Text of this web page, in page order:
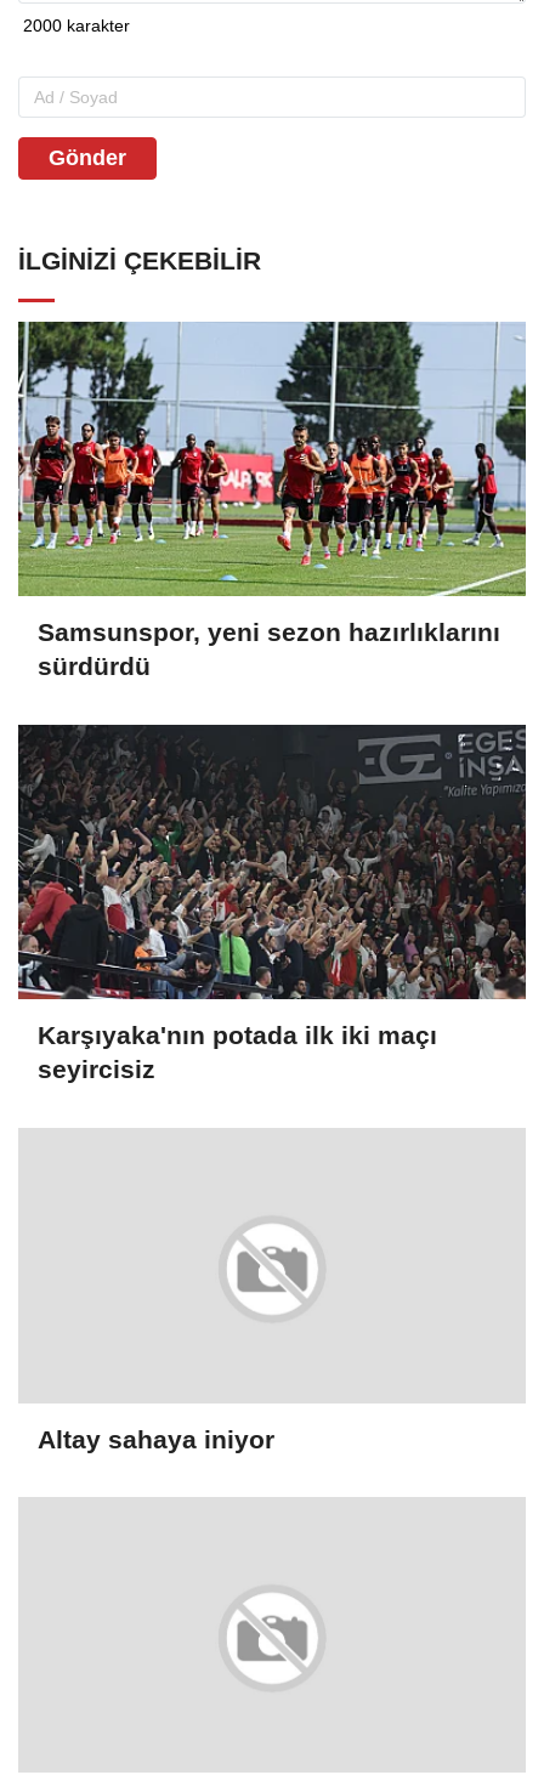
Gönder
İLGINIZI ÇEKEBILIR
Samsunspor, yeni sezon hazırlıklarını
sürdürdü
Karşıyaka'nın potada ilk iki maçı
seyircisiz
Altay sahaya iniyor